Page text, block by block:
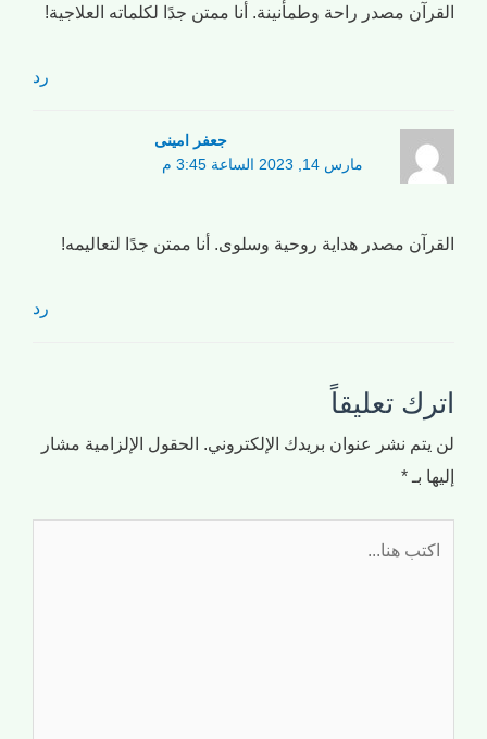
القرآن مصدر راحة وطمأنينة. أنا ممتن جدًا لكلماته العلاجية!
رد
جعفر امینی
مارس 14, 2023 الساعة 3:45 م
القرآن مصدر هداية روحية وسلوى. أنا ممتن جدًا لتعاليمه!
رد
اترك تعليقاً
لن يتم نشر عنوان بريدك الإلكتروني. الحقول الإلزامية مشار
إليها بـ *